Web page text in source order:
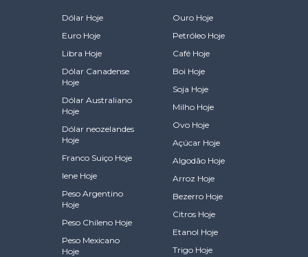
Dólar Hoje
Euro Hoje
Libra Hoje
Dólar Canadense
Hoje
Dólar Australiano
Hoje
Dólar neozelandes
Hoje
Franco Suiço Hoje
Iene Hoje
Peso Argentino
Hoje
Peso Chileno Hoje
Peso Mexicano
Hoje
Ouro Hoje
Petróleo Hoje
Café Hoje
Boi Hoje
Soja Hoje
Milho Hoje
Ovo Hoje
Açúcar Hoje
Algodão Hoje
Arroz Hoje
Bezerro Hoje
Citros Hoje
Etanol Hoje
Trigo Hoje